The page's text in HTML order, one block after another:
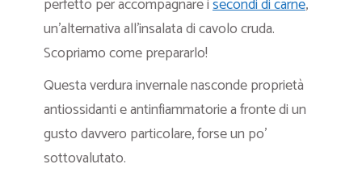
un’alternativa all’insalata di cavolo cruda.
Scopriamo come prepararlo!
Questa verdura invernale nasconde proprietà
antiossidanti e antinfiammatorie a fronte di un
gusto davvero particolare, forse un po’
sottovalutato.